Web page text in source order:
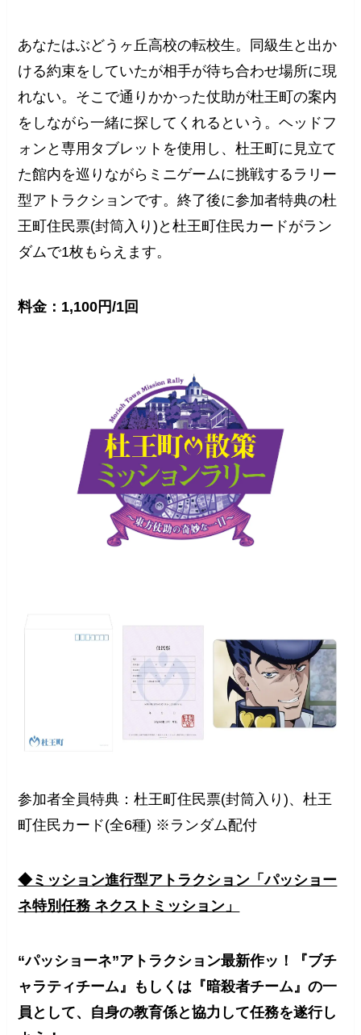
あなたはぶどうヶ丘高校の転校生。同級生と出か
ける約束をしていたが相手が待ち合わせ場所に現
れない。そこで通りかかった仗助が杜王町の案内
をしながら一緒に探してくれるという。ヘッドフ
ォンと専用タブレットを使用し、杜王町に見立て
た館内を巡りながらミニゲームに挑戦するラリー
型アトラクションです。終了後に参加者特典の杜
王町住民票(封筒入り)と杜王町住民カードがラン
ダムで1枚もらえます。
料金：1,100円/1回
参加者全員特典：杜王町住民票(封筒入り)、杜王
町住民カード(全6種) ※ランダム配付
◆ミッション進行型アトラクション「パッショー
ネ特別任務 ネクストミッション」
“パッショーネ”アトラクション最新作ッ！『ブチ
ャラティチーム』もしくは『暗殺者チーム』の一
員として、自身の教育係と協力して任務を遂行し